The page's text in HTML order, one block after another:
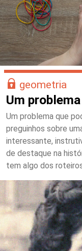
geometria
Um
Um problema que
preguinhos sobre
interessante,
de destaque na
tem algo dos